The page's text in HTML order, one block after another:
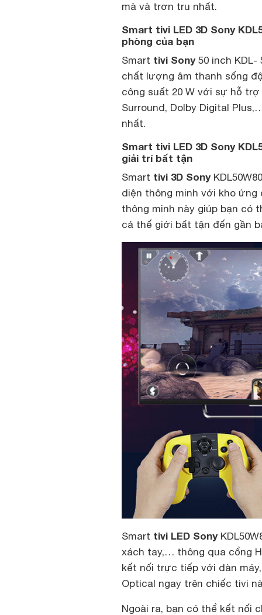
mà và trơn tru nhất.
Smart tivi LED 3D Sony
phòng của bạn
Smart tivi Sony50 inch KDL-
chất lượng âm thanh sống
công suất 20 W với sự hỗ
Surround, Dolby Digital
nhất.
Smart tivi LED 3D Sony
giải trí bất tận
Smart tivi 3D Sony
diện thông minh với kho ứng
thông minh này giúp bạn có
cả thế giới bất tận đến gần
Smart tivi LED Sony
xách tay,… thông qua cổng
kết nối trực tiếp với dàn máy,
Optical ngay trên chiếc tivi
Ngoài ra, bạn có thể kết nối